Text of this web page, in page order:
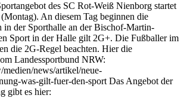
des SC Rot-Weiß Nienborg startet
An diesem Tag beginnen die
in der Sporthalle an der Bischof-Martin-
Sport in der Halle gilt 2G+. Die Fußballer im
die 2G-Regel beachten. Hier die
Landessportbund NRW:
news/artikel/neue-
was-gilt-fuer-den-sport Das Angebot der
gibt es hier: